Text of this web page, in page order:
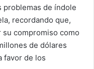
problemas de índole
recordando que,
compromiso como
de dólares
favor de los